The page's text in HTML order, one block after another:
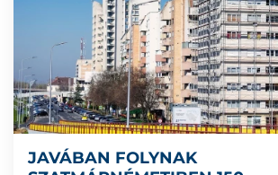
JAVÁBAN FOLYNAK